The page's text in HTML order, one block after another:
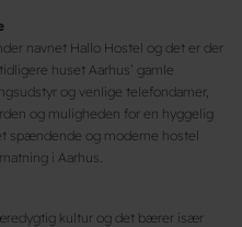
navnet Hallo Hostel og det er der
huset Aarhus’ gamle
og venlige telefondamer,
og muligheden for en hyggelig
spændende og moderne hostel
i Aarhus.
kultur og det bærer især